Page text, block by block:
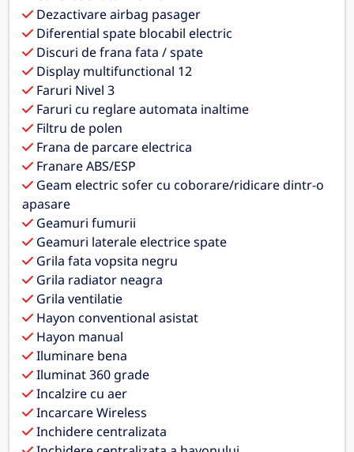
Dezactivare airbag pasager
Diferential spate blocabil electric
Discuri de frana fata / spate
Display multifunctional 12
Faruri Nivel 3
Faruri cu reglare automata inaltime
Filtru de polen
Frana de parcare electrica
Franare ABS/ESP
Geam electric sofer cu coborare/ridicare dintr-o
apasare
Geamuri fumurii
Geamuri laterale electrice spate
Grila fata vopsita negru
Grila radiator neagra
Grila ventilatie
Hayon conventional asistat
Hayon manual
Iluminare bena
Iluminat 360 grade
Incalzire cu aer
Incarcare Wireless
Inchidere centralizata